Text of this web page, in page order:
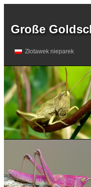
Große
Złotawek nieparek